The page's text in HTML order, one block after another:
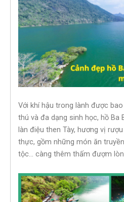
Với khí hậu trong lành được
thú và đa dạng sinh học, hồ Ba
làn điệu then Tày, hương vị
thực, gồm những món ăn
tộc… càng thêm thấm đượm